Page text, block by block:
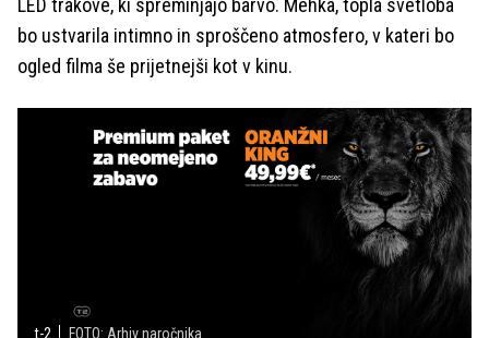
LED trakove, ki spreminjajo barvo. Mehka, topla svetloba
bo ustvarila intimno in sproščeno atmosfero, v kateri bo
ogled filma še prijetnejši kot v kinu.
t-2 FOTO: Arhiv naročnika